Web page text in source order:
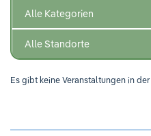
Standorte & Kontakt
Ihre Meinung ist uns wichtig!
Es gibt keine Veranstaltungen in